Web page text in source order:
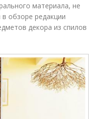
материала, не
обзоре редакции
декора из спилов